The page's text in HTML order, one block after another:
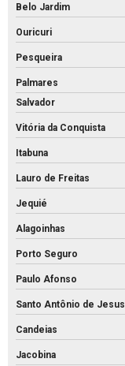
Belo Jardim
Ouricuri
Pesqueira
Palmares
Salvador
Vitória da Conquista
Itabuna
Lauro de Freitas
Jequié
Alagoinhas
Porto Seguro
Paulo Afonso
Santo Antônio de Jesus
Candeias
Jacobina